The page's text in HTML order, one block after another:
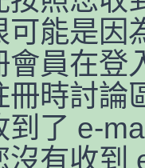
可能是因
會員在登
冊時討論
到了 e-
沒有收到